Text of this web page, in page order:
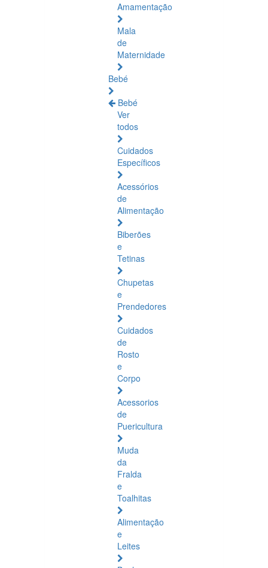
Amamentação
Mala
de
Maternidade
Bebé
Bebé
Ver
todos
Cuidados
Específicos
Acessórios
de
Alimentação
Biberões
e
Tetinas
Chupetas
e
Prendedores
Cuidados
de
Rosto
e
Corpo
Acessorios
de
Puericultura
Muda
da
Fralda
e
Toalhitas
Alimentação
e
Leites